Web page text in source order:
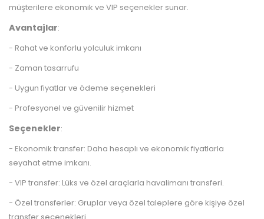
müşterilere ekonomik ve VIP seçenekler sunar.
Avantajlar:
- Rahat ve konforlu yolculuk imkanı
- Zaman tasarrufu
- Uygun fiyatlar ve ödeme seçenekleri
- Profesyonel ve güvenilir hizmet
Seçenekler:
- Ekonomik transfer: Daha hesaplı ve ekonomik fiyatlarla
seyahat etme imkanı.
- VIP transfer: Lüks ve özel araçlarla havalimanı transferi.
- Özel transferler: Gruplar veya özel taleplere göre kişiye özel